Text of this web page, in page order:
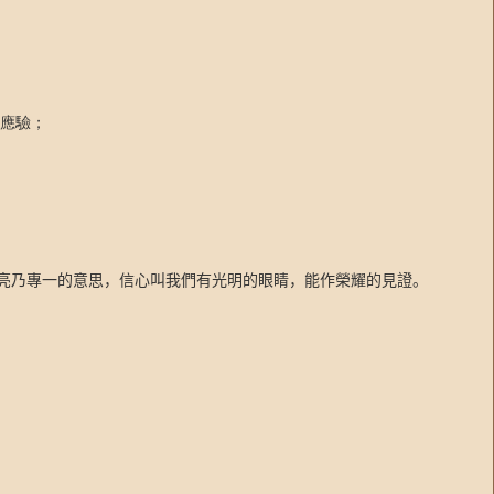
驗；
乃專一的意思，信心叫我們有光明的眼睛，能作榮耀的見證。